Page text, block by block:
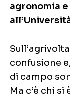
agronomia
confusione
di campo
Ma c’è chi